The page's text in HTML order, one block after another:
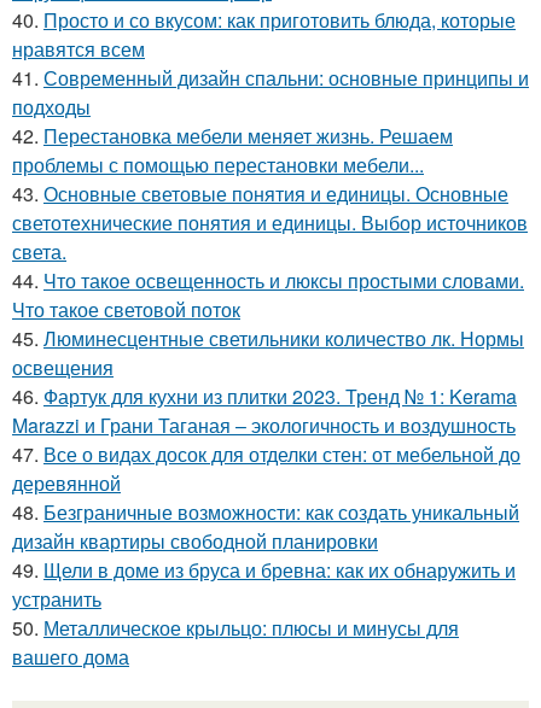
40. Просто и со вкусом: как приготовить блюда, которые
нравятся всем
41. Современный дизайн спальни: основные принципы и
подходы
42. Перестановка мебели меняет жизнь. Решаем
проблемы с помощью перестановки мебели...
43. Основные световые понятия и единицы. Основные
светотехнические понятия и единицы. Выбор источников
света.
44. Что такое освещенность и люксы простыми словами.
Что такое световой поток
45. Люминесцентные светильники количество лк. Нормы
освещения
46. Фартук для кухни из плитки 2023. Тренд № 1: Kerama
Marazzi и Грани Таганая – экологичность и воздушность
47. Все о видах досок для отделки стен: от мебельной до
деревянной
48. Безграничные возможности: как создать уникальный
дизайн квартиры свободной планировки
49. Щели в доме из бруса и бревна: как их обнаружить и
устранить
50. Металлическое крыльцо: плюсы и минусы для
вашего дома